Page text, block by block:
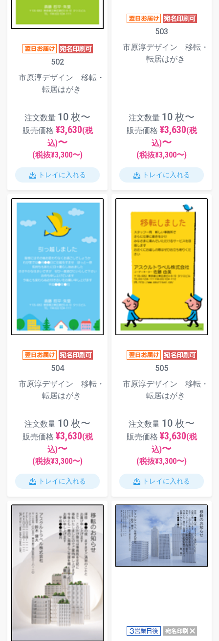
502
市原淳デザイン 移転・
転居はがき
注文数量 10 枚〜
販売価格 ¥3,630(税
込)〜
(税抜¥3,300〜)
トレイに入れる
503
市原淳デザイン 移転・
転居はがき
注文数量 10 枚〜
販売価格 ¥3,630(税
込)〜
(税抜¥3,300〜)
トレイに入れる
504
市原淳デザイン 移転・
転居はがき
注文数量 10 枚〜
販売価格 ¥3,630(税
込)〜
(税抜¥3,300〜)
トレイに入れる
505
市原淳デザイン 移転・
転居はがき
注文数量 10 枚〜
販売価格 ¥3,630(税
込)〜
(税抜¥3,300〜)
トレイに入れる